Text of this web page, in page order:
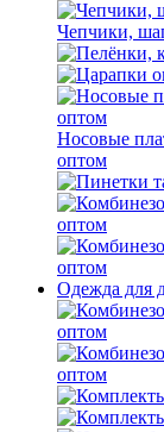
Чепчики,
Носовые
оптом
оптом
оптом
Одежда для
оптом
оптом